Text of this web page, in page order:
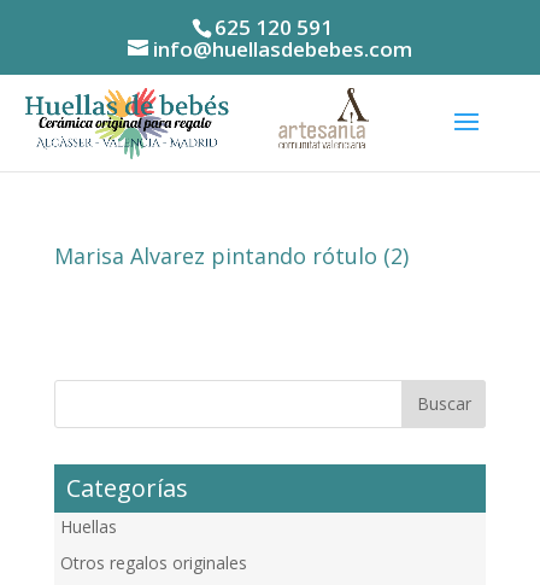
625 120 591
info@huellasdebebes.com
Marisa Alvarez pintando rótulo (2)
Categorías
Huellas
Otros regalos originales